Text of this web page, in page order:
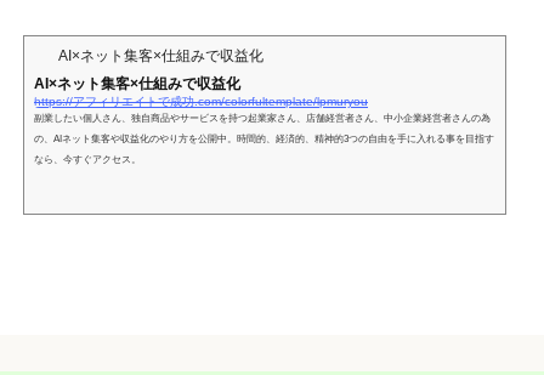
AI×ネット集客×仕組みで収益化
AI×ネット集客×仕組みで収益化
https://アフィリエイトで成功.com/colorfultemplate/lpmuryou
副業したい個人さん、独自商品やサービスを持つ起業家さん、店舗経営者さん、中小企業経営者さんの為
の、AIネット集客や収益化のやり方を公開中。時間的、経済的、精神的3つの自由を手に入れる事を目指す
なら、今すぐアクセス。